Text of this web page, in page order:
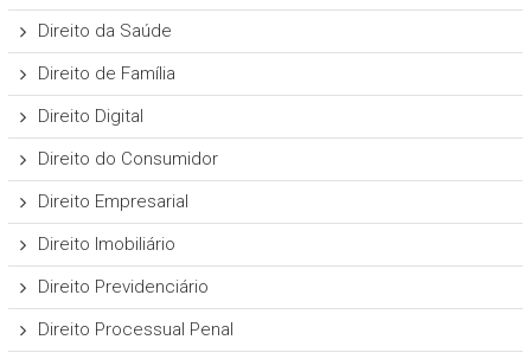
Direito da Saúde
Direito de Família
Direito Digital
Direito do Consumidor
Direito Empresarial
Direito Imobiliário
Direito Previdenciário
Direito Processual Penal